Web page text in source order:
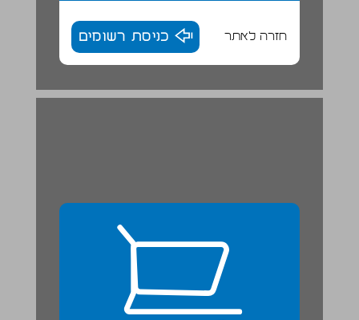
חזרה לאתר כניסת רשומים